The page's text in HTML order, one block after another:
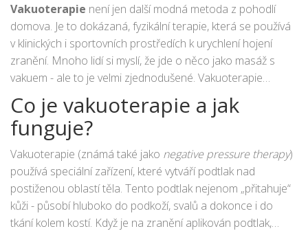
Vakuoterapie není jen další modná metoda z pohodlí
domova. Je to dokázaná, fyzikální terapie, která se používá
v klinických i sportovních prostředích k urychlení hojení
zranění. Mnoho lidí si myslí, že jde o něco jako masáž s
vakuem - ale to je velmi zjednodušené. Vakuoterapie
využívá přesně řízené podtlaky, které ovlivňují tkáně na
úrovni buněk, krevních cév a lymfatického systému. A to vše
bez bolesti, bez injekcí a bez dlouhého odpočinku.
Co je vakuoterapie a jak
funguje?
Vakuoterapie (známá také jako negative pressure therapy)
používá speciální zařízení, které vytváří podtlak nad
postiženou oblastí těla. Tento podtlak nejenom „přitahuje“
kůži - působí hluboko do podkoží, svalů a dokonce i do
tkání kolem kostí. Když je na zranění aplikován podtlak,